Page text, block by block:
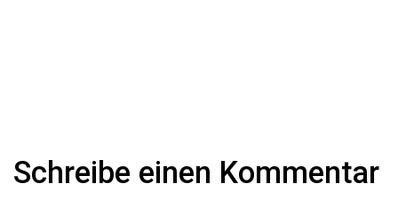
Schreibe einen Kommentar